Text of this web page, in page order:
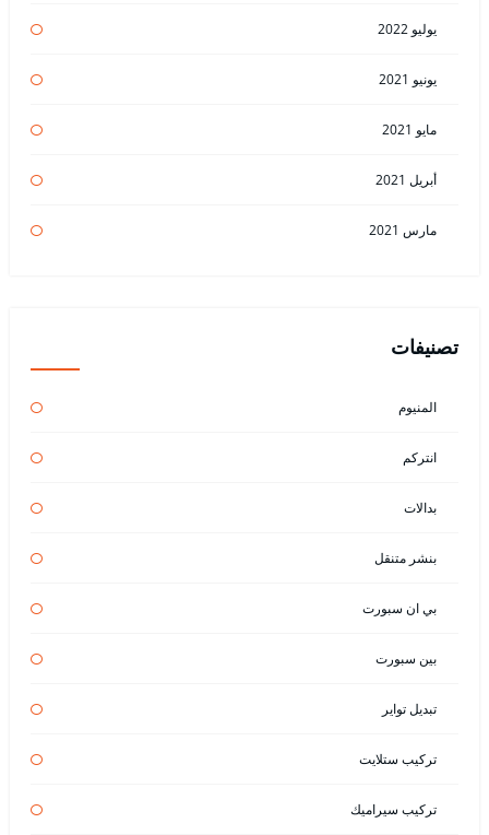
يوليو 2022
يونيو 2021
مايو 2021
أبريل 2021
مارس 2021
تصنيفات
المنيوم
انتركم
بدالات
بنشر متنقل
بي ان سبورت
بين سبورت
تبديل تواير
تركيب ستلايت
تركيب سيراميك